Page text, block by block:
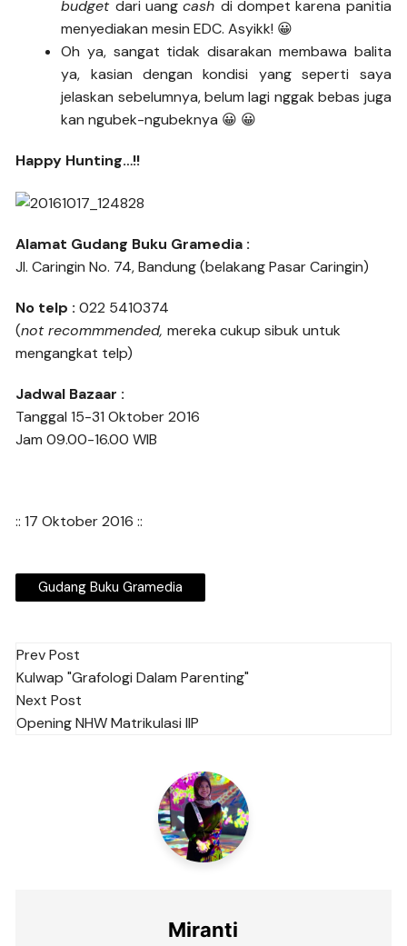
budget dari uangcash di dompet karena panitia
menyediakan mesin EDC. Asyikk! 😀
Oh ya, sangat tidak disarakan membawa balita
ya, kasian dengan kondisi yang seperti saya
jelaskan sebelumnya, belum lagi nggak bebas juga
kan ngubek-ngubeknya 😀 😀
Happy Hunting…!!
Alamat Gudang Buku Gramedia :
Jl. Caringin No. 74, Bandung (belakang Pasar Caringin)
No telp :022 5410374
(notrecommmended,mereka cukup sibuk untuk
mengangkat telp)
Jadwal Bazaar :
Tanggal 15-31 Oktober 2016
Jam 09.00-16.00 WIB
:: 17 Oktober 2016 ::
Gudang Buku Gramedia
Post
navigation
Prev Post
Kulwap "Grafologi Dalam Parenting"
Next Post
Opening NHW Matrikulasi IIP
Miranti